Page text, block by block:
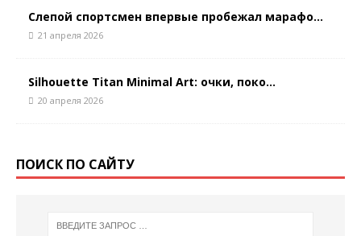
Слепой спортсмен впервые пробежал марафо...
21 апреля 2026
Silhouette Titan Minimal Art: очки, поко...
20 апреля 2026
ПОИСК ПО САЙТУ